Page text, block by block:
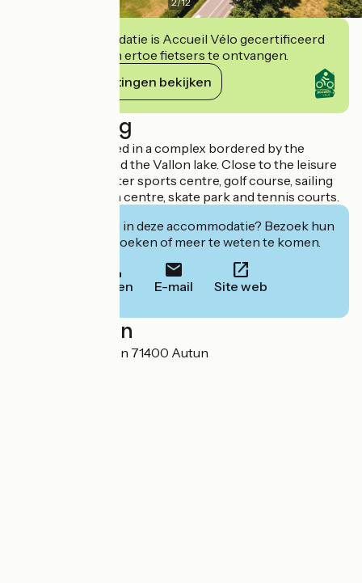
Deze accommodatie is Accueil Vélo gecertificeerd
en verbindt zich ertoe fietsers te ontvangen.
Haar verplichtingen bekijken
Beschrijving
Our hotel is located in a complex bordered by the
Planoise forest and the Vallon lake. Close to the leisure
centre with its water sports centre, golf course, sailing
centre, equestrian centre, skate park and tennis courts.
Geïnteresseerd in deze accommodatie? Bezoek hun
website om te boeken of meer te weten te komen.
Bellen E-mail Site web
Localisation
3 Rue Louis Aragon 71400 Autun